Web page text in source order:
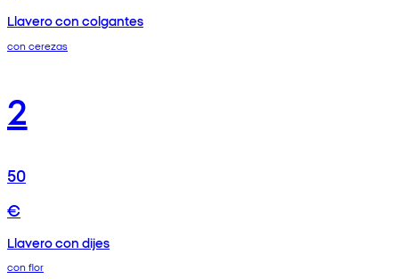
Llavero con colgantes
con cerezas
2
50
€
Llavero con dijes
con flor